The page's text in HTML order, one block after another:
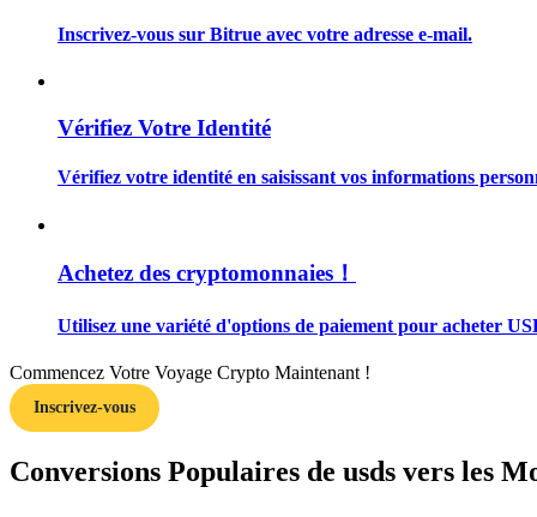
Information
Analyse de mégadonnées, y compris des informations
Guide
Inscrivez-vous sur Bitrue avec votre adresse e-mail.
Vérifiez Votre Identité
Vérifiez votre identité en saisissant vos informations
Achetez des cryptomonnaies！
Utilisez une variété d'options de paiement pour acheter
Commencez Votre Voyage Crypto Maintenant !
Inscrivez-vous
Conversions Populaires de usds vers les